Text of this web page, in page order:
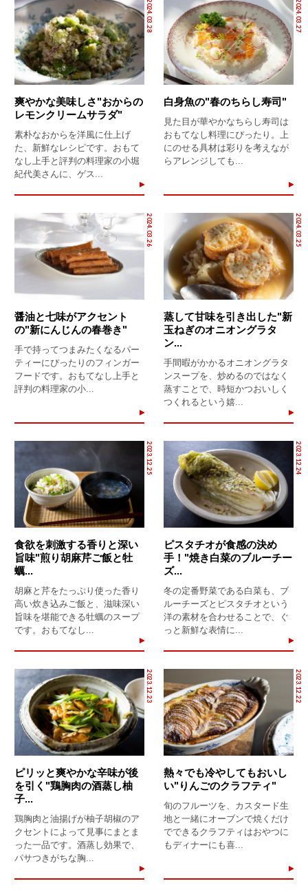
2024.03.28
爽やかな美味しさ"おからの
レモンクリームサラダ"
素朴なおからを洋風に仕上げ
た、新鮮なレシピです。おもて
なし上手と評判の料理家の小堀
紀代美さんに、ゲス...
2024.03.27
白身魚の"春のちらし寿司"
見た目が華やかなちらし寿司は
おもてなし料理にぴったり。上
にのせる具材は彩りを考えなが
らアレンジしても...
2024.03.26
醤油と七味がアクセント
の"新にんじんの春巻き"
手で持ってつまみたくなるパー
ティーにぴったりのフィンガー
フードです。おもてなし上手と
評判の料理家の小...
2024.03.25
蒸して甘味を引き出した"新
玉ねぎのオニオングラタ
ン...
手間暇がかかるオニオングラタ
ンスープを、炒めるのではなく
蒸すことで、時短かつおいしく
つくれるという嬉...
2023.12.25
食欲を刺激する香りと深い
旨味"煎り胡麻芹ご飯と牡
蠣...
胡麻と芹をたっぷり使った香り
高い炊き込みご飯と、滋味深い
旨味を堪能できる牡蠣のスープ
です。おもてなし...
2023.12.24
ピスタチオが食感の決め
手！"焼き白菜のブルーチー
ズ...
冬の定番野菜である白菜も、ブ
ルーチーズとピスタチオという
洋の素材を合わせることで、ぐ
っと新鮮な表情に...
2023.12.23
ピリッと爽やかな辛味が後
を引く"鶏胸肉の酒蒸し柚
子...
鶏胸肉と油揚げが柚子胡椒のア
クセントによって見事にまとま
った一品です。酒蒸し効果で、
パサつきがちな胸...
2023.12.22
熱々でも冷やしてもおいし
い"りんごのクラフティ"
旬のフルーツを、カスタード生
地と一緒にオーブンで焼くだけ
でできるクラフティはおやつに
もディナーにも喜...